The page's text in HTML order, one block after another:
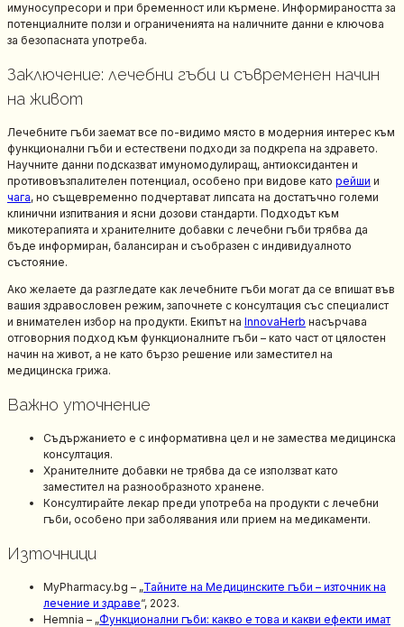
имуносупресори и при бременност или кърмене. Информираността за
потенциалните ползи и ограниченията на наличните данни е ключова
за безопасната употреба.
Заключение: лечебни гъби и съвременен начин
на живот
Лечебните гъби заемат все по-видимо място в модерния интерес към
функционални гъби и естествени подходи за подкрепа на здравето.
Научните данни подсказват имуномодулиращ, антиоксидантен и
противовъзпалителен потенциал, особено при видове като рейши и
чага, но същевременно подчертават липсата на достатъчно големи
клинични изпитвания и ясни дозови стандарти. Подходът към
микотерапията и хранителните добавки с лечебни гъби трябва да
бъде информиран, балансиран и съобразен с индивидуалното
състояние.
Ако желаете да разгледате как лечебните гъби могат да се впишат във
вашия здравословен режим, започнете с консултация със специалист
и внимателен избор на продукти. Екипът на InnovaHerb насърчава
отговорния подход към функционалните гъби – като част от цялостен
начин на живот, а не като бързо решение или заместител на
медицинска грижа.
Важно уточнение
Съдържанието е с информативна цел и не замества медицинска
консултация.
Хранителните добавки не трябва да се използват като
заместител на разнообразното хранене.
Консултирайте лекар преди употреба на продукти с лечебни
гъби, особено при заболявания или прием на медикаменти.
Източници
MyPharmacy.bg – „Тайните на Медицинските гъби – източник на
лечение и здраве“, 2023.
Hemnia – „Функционални гъби: какво е това и какви ефекти имат